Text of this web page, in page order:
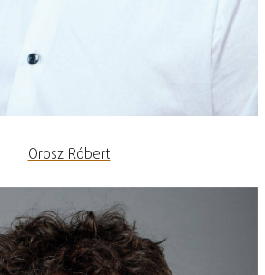
Orosz Róbert